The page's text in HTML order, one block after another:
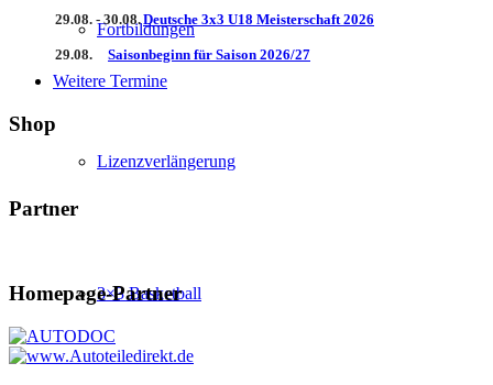
Fortbildungen
Lizenzverlängerung
3×3 Basketball
29.08. - 30.08.Deutsche 3x3 U18 Meisterschaft 2026
29.08. Saisonbeginn für Saison 2026/27
Weitere Termine
Shop
Partner
Homepage-Partner